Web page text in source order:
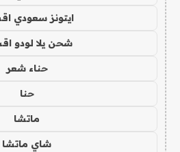
ايتونز سعودي
شحن يلا لودو
حناء شعر
حنا
ماتشا
شاي ماتشا